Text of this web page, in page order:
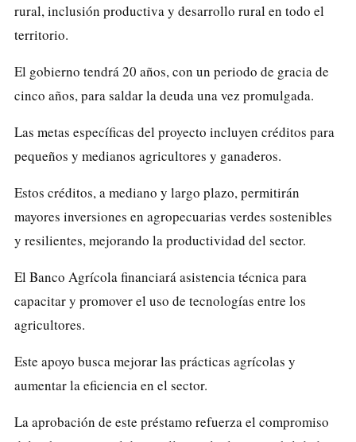
rural, inclusión productiva y desarrollo rural en todo el
territorio.
El gobierno tendrá 20 años, con un periodo de gracia de
cinco años, para saldar la deuda una vez promulgada.
Las metas específicas del proyecto incluyen créditos para
pequeños y medianos agricultores y ganaderos.
Estos créditos, a mediano y largo plazo, permitirán
mayores inversiones en agropecuarias verdes sostenibles
y resilientes, mejorando la productividad del sector.
El Banco Agrícolafinanciará asistencia técnica para
capacitar y promover el uso de tecnologías entre los
agricultores.
Este apoyo busca mejorar las prácticas agrícolas y
aumentar la eficiencia en el sector.
La aprobación de este préstamo refuerza el compromiso